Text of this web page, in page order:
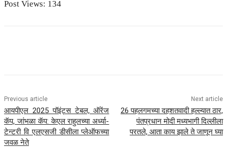
Post Views: 134
Previous article
आयपीएल 2025 पॉइंट्स टेबल, ऑरेंज
कॅप, जांभळा कॅप: केएल राहुलच्या अर्ध्या-
टेन्टरी वि एलएसजी डीसीला प्लेऑफच्या
जवळ नेते
Next article
26 पहलगमच्या दहशतवादी हल्ल्यात ठार,
पंतप्रधान मोदी मध्यभागी दिल्लीला
परतले, आता काय झाले ते जाणून घ्या